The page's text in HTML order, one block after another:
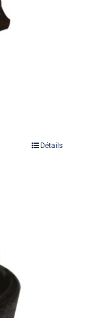
Détails